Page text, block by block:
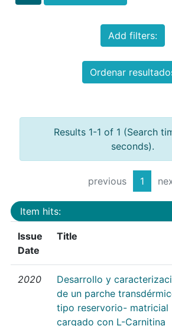
Add filters:
Ordenar
Results 1-1 of 1 (Search
seconds).
previous 1
Item hits:
Issue
Date
Title
2020
Desarrollo y
de un parche
tipo reservorio- matricial
cargado con L-Carnitina